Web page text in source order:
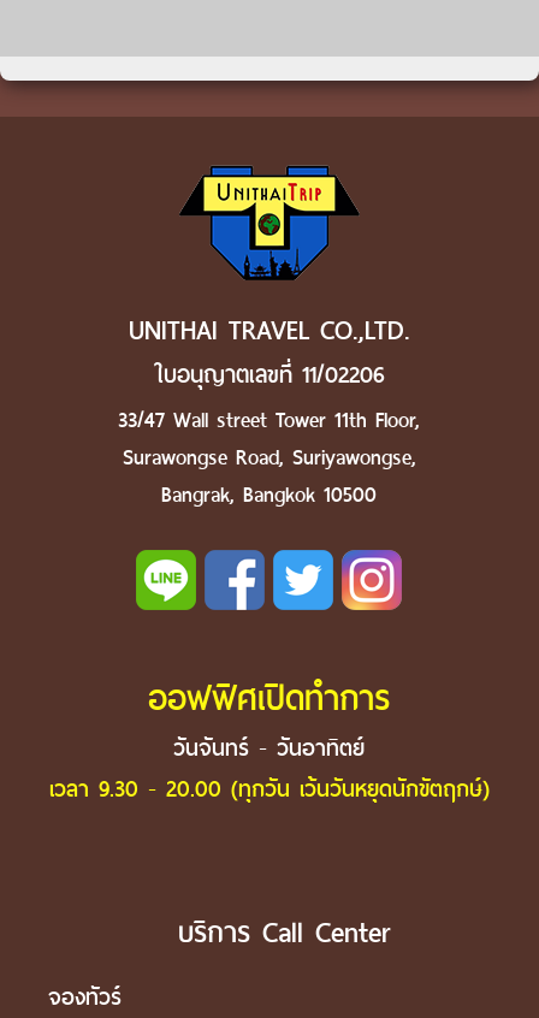
UNITHAI TRAVEL CO.,LTD.
ใบอนุญาตเลขที่ 11/02206
33/47 Wall street Tower 11th Floor,
Surawongse Road, Suriyawongse,
Bangrak, Bangkok 10500
ออฟฟิศเปิดทำการ
วันจันทร์ - วันอาทิตย์
เวลา 9.30 - 20.00 (ทุกวัน เว้นวันหยุดนักขัตฤกษ์)
บริการ Call Center
จองทัวร์